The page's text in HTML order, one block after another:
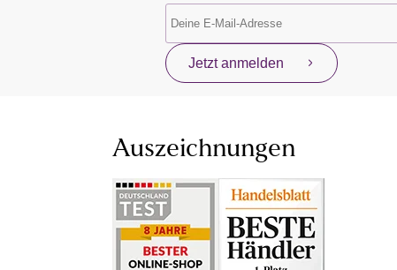
Jetzt anmelden
Auszeichnungen